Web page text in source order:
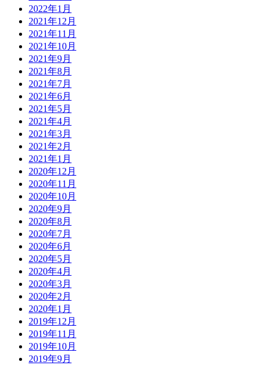
2022年1月
2021年12月
2021年11月
2021年10月
2021年9月
2021年8月
2021年7月
2021年6月
2021年5月
2021年4月
2021年3月
2021年2月
2021年1月
2020年12月
2020年11月
2020年10月
2020年9月
2020年8月
2020年7月
2020年6月
2020年5月
2020年4月
2020年3月
2020年2月
2020年1月
2019年12月
2019年11月
2019年10月
2019年9月